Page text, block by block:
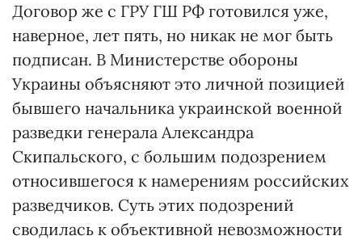
Договор же с ГРУ ГШ РФ готовился уже,
наверное, лет пять, но никак не мог быть
подписан. В Министерстве обороны
Украины объясняют это личной позицией
бывшего начальника украинской военной
разведки генерала Александра
Скипальского, с большим подозрением
относившегося к намерениям российских
разведчиков. Суть этих подозрений
сводилась к объективной невозможности